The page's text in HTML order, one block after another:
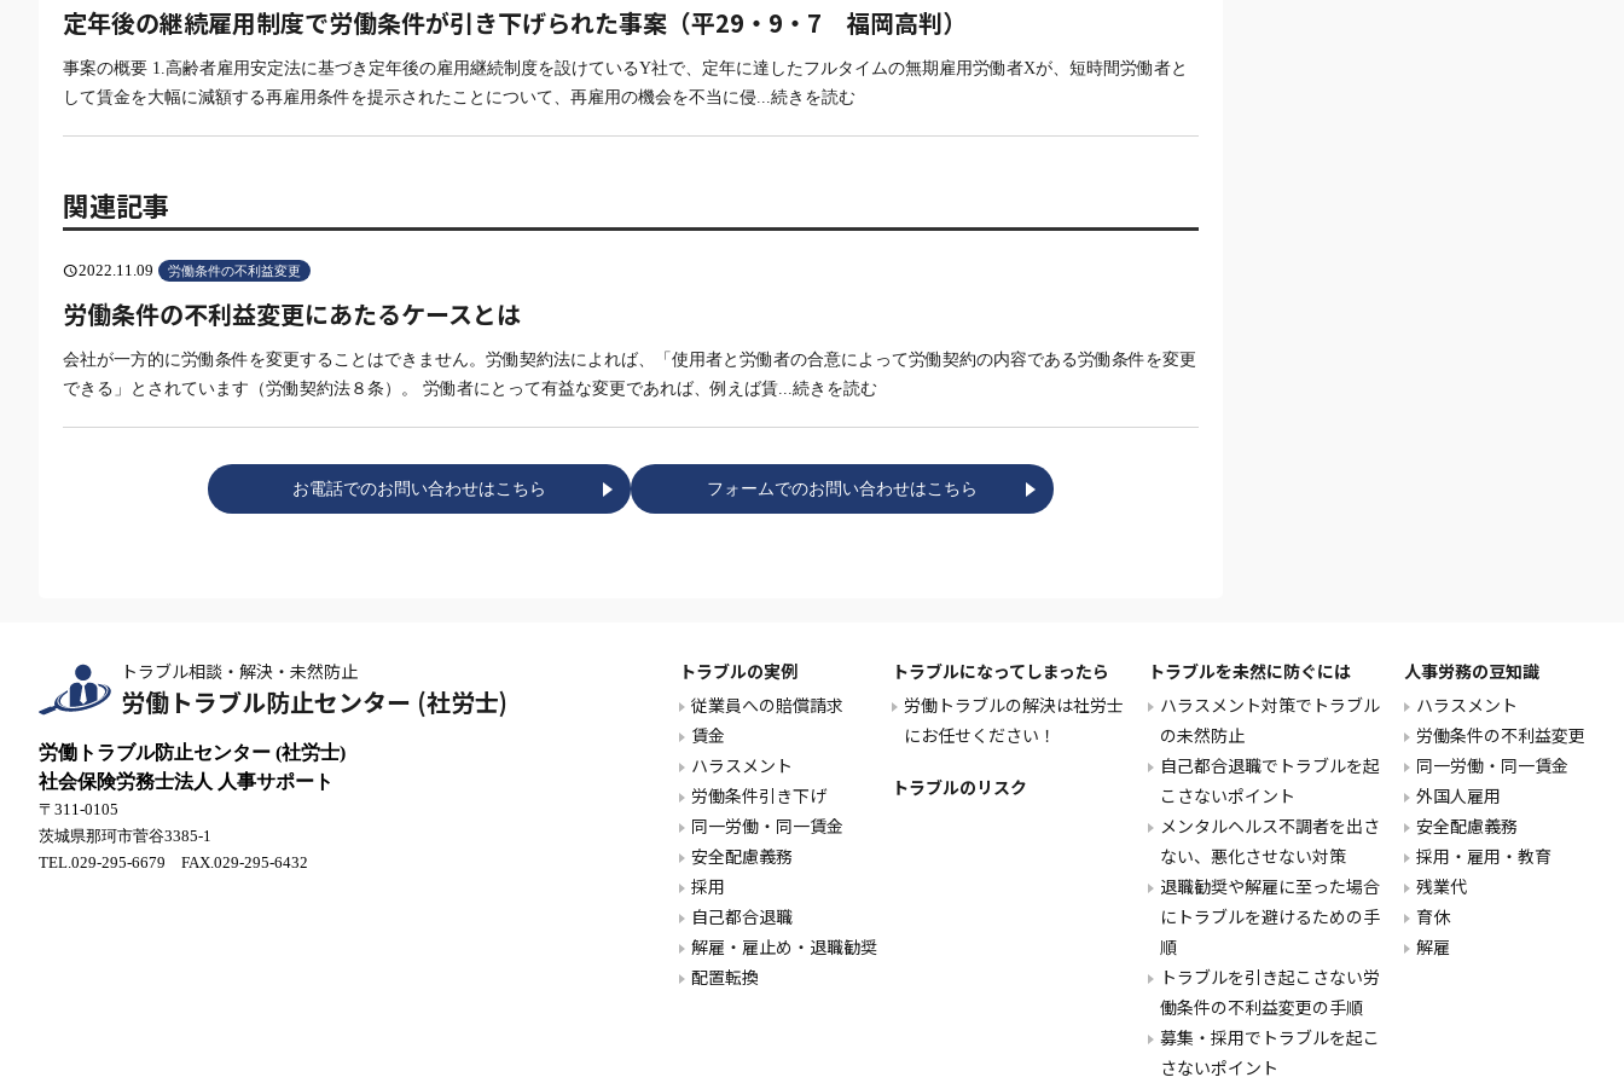
定年後の継続雇用制度で労働条件が引き下げられた事案（平29・9・7 福岡高判）
事案の概要 1.高齢者雇用安定法に基づき定年後の雇用継続制度を設けているY社で、定年に達したフルタイムの無期雇用労働者Xが、短時間労働者と
して賃金を大幅に減額する再雇用条件を提示されたことについて、再雇用の機会を不当に侵...続きを読む
関連記事
schedule2022.11.09 労働条件の不利益変更
労働条件の不利益変更にあたるケースとは
会社が一方的に労働条件を変更することはできません。労働契約法によれば、「使用者と労働者の合意によって労働契約の内容である労働条件を変更
できる」とされています（労働契約法８条）。 労働者にとって有益な変更であれば、例えば賃...続きを読む
お電話でのお問い合わせはこちら フォームでのお問い合わせはこちら
トラブル相談・解決・未然防止
労働トラブル防止センター (社労士)
労働トラブル防止センター (社労士)
社会保険労務士法人 人事サポート
〒311-0105
茨城県那珂市菅谷3385-1
TEL.029-295-6679 FAX.029-295-6432
トラブルの実例
従業員への賠償請求
賃金
ハラスメント
労働条件引き下げ
同一労働・同一賃金
安全配慮義務
採用
自己都合退職
解雇・雇止め・退職勧奨
配置転換
トラブルになってしまったら
労働トラブルの解決は社労士
にお任せください！
トラブルのリスク
トラブルを未然に防ぐには
ハラスメント対策でトラブル
の未然防止
自己都合退職でトラブルを起
こさないポイント
メンタルヘルス不調者を出さ
ない、悪化させない対策
退職勧奨や解雇に至った場合
にトラブルを避けるための手
順
トラブルを引き起こさない労
働条件の不利益変更の手順
募集・採用でトラブルを起こ
さないポイント
人事労務の豆知識
ハラスメント
労働条件の不利益変更
同一労働・同一賃金
外国人雇用
安全配慮義務
採用・雇用・教育
残業代
育休
解雇